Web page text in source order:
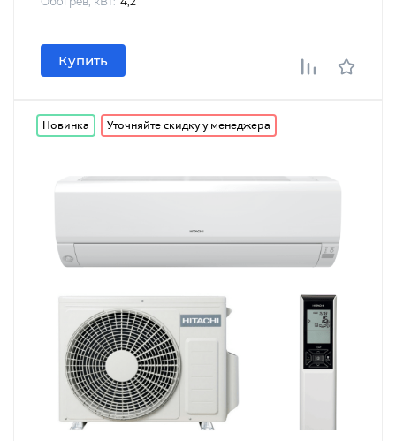
Купить
Новинка Уточняйте скидку у менеджера